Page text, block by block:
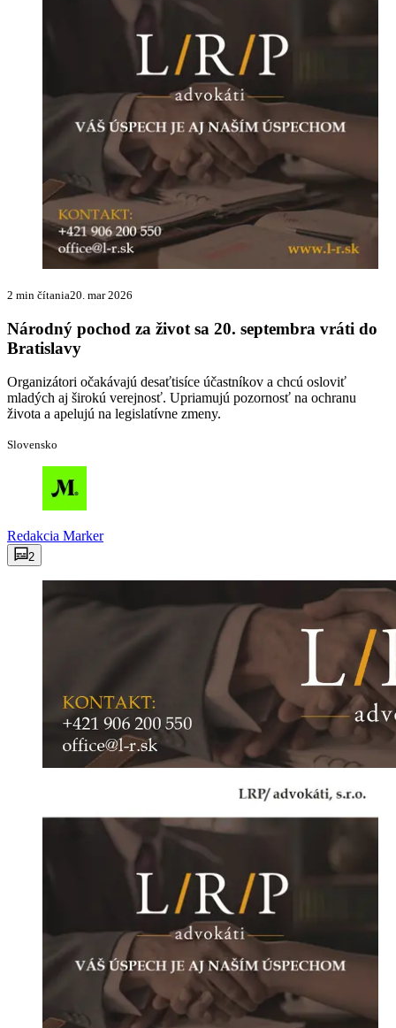
2 min čítania20. mar 2026
Národný pochod za život sa 20. septembra vráti do
Bratislavy
Organizátori očakávajú desaťtisíce účastníkov a chcú osloviť
mladých aj širokú verejnosť. Upriamujú pozornosť na ochranu
života a apelujú na legislatívne zmeny.
Slovensko
Redakcia Marker
2